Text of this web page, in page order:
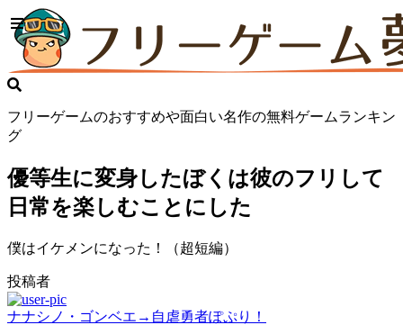
フリーゲームのおすすめや面白い名作の無料ゲームランキン
グ
優等生に変身したぼくは彼のフリして
日常を楽しむことにした
僕はイケメンになった！（超短編）
投稿者
ナナシノ・ゴンベエ→自虐勇者ぽぷり！